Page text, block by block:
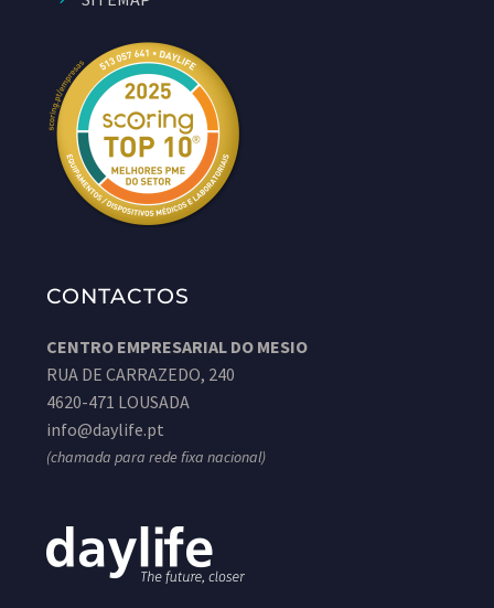
CONTACTOS
CENTRO EMPRESARIAL DO MESIO
RUA DE CARRAZEDO, 240
4620-471 LOUSADA
info@daylife.pt
(chamada para rede fixa nacional)